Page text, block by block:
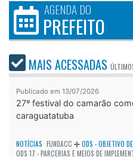
AGENDA DO
PREFEITO
MAIS ACESSADAS
Publicado em 13/07/2026
27º festival do camarão
caraguatatuba
NOTÍCIAS FUNDACC
ODS - OBJETIVO
ODS 17 - PARCERIAS E MEIOS DE